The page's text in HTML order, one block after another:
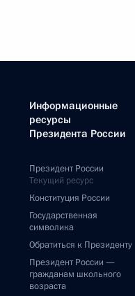
Информационные
ресурсы
Президента России
Президент России
Текущий ресурс
Конституция России
Государственная
символика
Обратиться к Президенту
Президент России —
гражданам школьного
возраста